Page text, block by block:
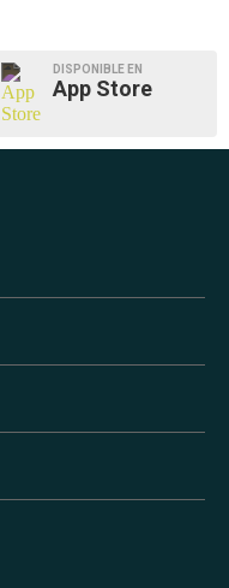
DISPONIBLE EN
App Store